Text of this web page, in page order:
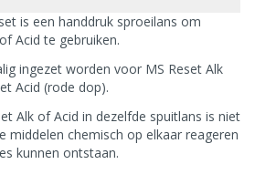
is een handdruk sproeilans om
Acid te gebruiken.
ingezet worden voor MS Reset Alk
Acid (rode dop).
Alk of Acid in dezelfde spuitlans is niet
middelen chemisch op elkaar reageren
kunnen ontstaan.